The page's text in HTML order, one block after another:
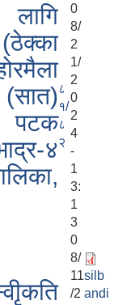
पटक
४
८
१/
८
२
0
8/
2
1/
2
0
2
4
-
1
3:
1
3
0
8/
11
/2
silb
andi